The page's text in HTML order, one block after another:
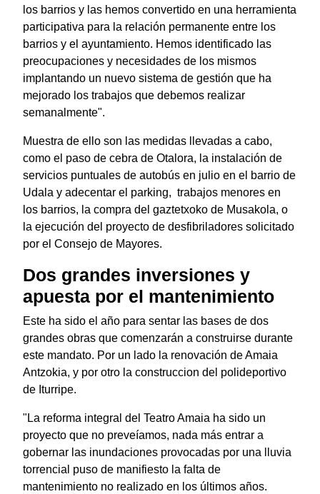
los barrios y las hemos convertido en una herramienta
participativa para la relación permanente entre los
barrios y el ayuntamiento. Hemos identificado las
preocupaciones y necesidades de los mismos
implantando un nuevo sistema de gestión que ha
mejorado los trabajos que debemos realizar
semanalmente".
Muestra de ello son las medidas llevadas a cabo,
como el paso de cebra de Otalora, la instalación de
servicios puntuales de autobús en julio en el barrio de
Udala y adecentar el parking, trabajos menores en
los barrios, la compra del gaztetxoko de Musakola, o
la ejecución del proyecto de desfibriladores solicitado
por el Consejo de Mayores.
Dos grandes inversiones y
apuesta por el mantenimiento
Este ha sido el año para sentar las bases de dos
grandes obras que comenzarán a construirse durante
este mandato. Por un lado la renovación de Amaia
Antzokia, y por otro la construccion del polideportivo
de Iturripe.
"La reforma integral del Teatro Amaia ha sido un
proyecto que no preveíamos, nada más entrar a
gobernar las inundaciones provocadas por una lluvia
torrencial puso de manifiesto la falta de
mantenimiento no realizado en los últimos años.